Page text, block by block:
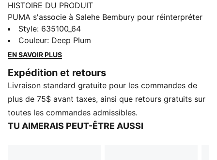
HISTOIRE DU PRODUIT
PUMA s'associe à Salehe Bembury pour réinterpréter
le style de soccer à travers son regard unique :
imprimés raffinés, détails soignés et point de vue
résolument novateur. Issu de notre collection KING
x PORTUGAL x SALEHE BEMBURY KING affiche
fièrement l'esprit d'équipe avec son imprimé intégral
et ses détails inspirés du style universitaire.
CARACTÉRISTIQUES ET AVANTAGES
PROTECTION CONTRE LE VENT : Les constructions
Style: 635100_64
Couleur: Deep Plum
EN SAVOIR PLUS
Expédition et retours
Livraison standard gratuite pour les commandes de
plus de 75$ avant taxes, ainsi que retours gratuits sur
toutes les commandes admissibles.
TU AIMERAIS PEUT-ÊTRE AUSSI